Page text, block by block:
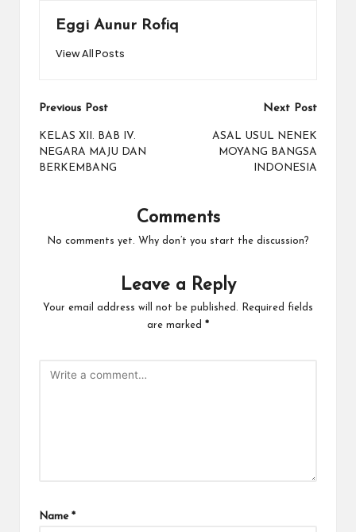
Eggi Aunur Rofiq
View All Posts
Post
navigation
Previous Post
KELAS XII. BAB IV.
NEGARA MAJU DAN
BERKEMBANG
Next Post
ASAL USUL NENEK
MOYANG BANGSA
INDONESIA
Comments
No comments yet. Why don’t you start the discussion?
Leave a Reply
Your email address will not be published.
Required fields
are marked *
Name *